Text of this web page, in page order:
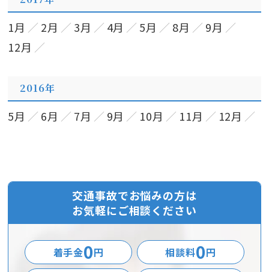
1月 2月 3月 4月 5月 8月
9月
12月
2016年
5月 6月 7月 9月 10月 11月 12月
交通事故でお悩みの方は
お気軽にご相談ください
着手金0円 相談料0円